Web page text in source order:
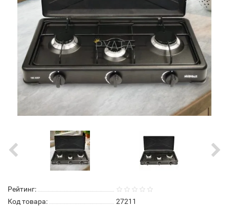
Рейтинг:
Код товара:
27211